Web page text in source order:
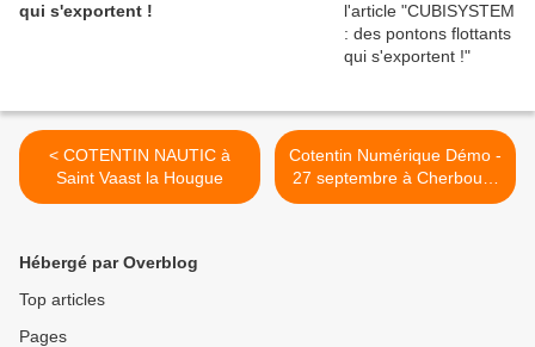
qui s'exportent !
< COTENTIN NAUTIC à
Saint Vaast la Hougue
Cotentin Numérique Démo -
27 septembre à Cherbourg
>
Hébergé par Overblog
Top articles
Pages